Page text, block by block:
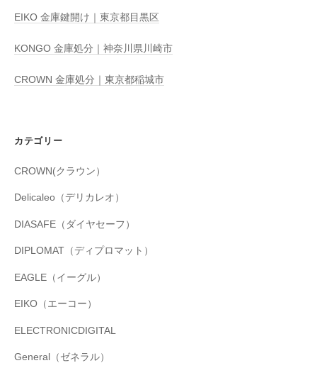
EIKO 金庫鍵開け｜東京都目黒区
KONGO 金庫処分｜神奈川県川崎市
CROWN 金庫処分｜東京都稲城市
カテゴリー
CROWN(クラウン）
Delicaleo（デリカレオ）
DIASAFE（ダイヤセーフ）
DIPLOMAT（ディプロマット）
EAGLE（イーグル）
EIKO（エーコー）
ELECTRONICDIGITAL
General（ゼネラル）